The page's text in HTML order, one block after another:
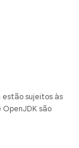
estão sujeitos às
OpenJDK são